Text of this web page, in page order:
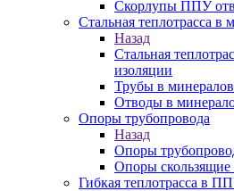
Скорлупы ППУ
Стальная теплотрасса в
Назад
Стальная
изоляции
Трубы в
Отводы в
Опоры трубопровода
Назад
Опоры
Опоры скользящие
Гибкая теплотрасса в